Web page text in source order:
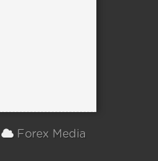
Forex Media